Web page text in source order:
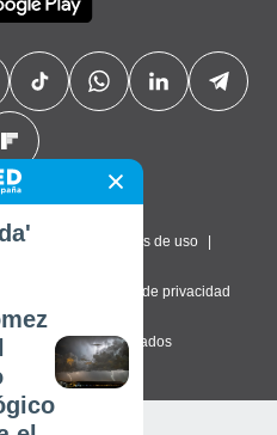
Términos de uso
Configuración de privacidad
los derechos reservados